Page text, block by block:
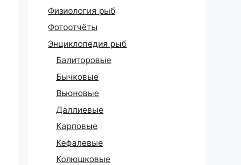
Физиология рыб
Фотоотчёты
Энциклопедия рыб
Балиторовые
Бычковые
Вьюновые
Даллиевые
Карповые
Кефалевые
Колюшковые